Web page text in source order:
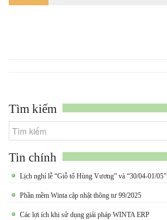
Tìm kiếm
Tin chính
Lịch nghỉ lễ “Giỗ tổ Hùng Vương” và “30/04-01/05”
Phần mềm Winta cập nhật thông tư 99/2025
Các lợi ích khi sử dụng giải pháp WINTA ERP